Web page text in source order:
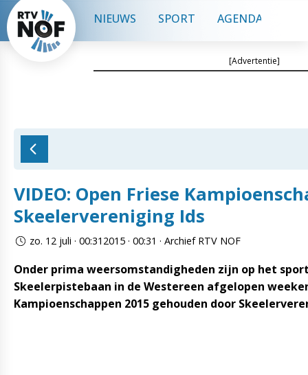
NIEUWS SPORT AGENDA
[Advertentie]
VIDEO: Open Friese
Skeelervereniging Ids
zo. 12 juli · 00:312015 · 00:31 · Archief RTV NOF
Onder prima weersomstandigheden zijn op het
Skeelerpistebaan in de Westereen afgelopen
Kampioenschappen 2015 gehouden door